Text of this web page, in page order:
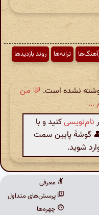
ترانه‌ها
روند بازدیدها
نشده است. 💬 من
...
نام‌نویسیکنید و با
👤 گوشهٔ پایین سمت
شوید.
معرفی
پرسش‌های متداول
چهره‌ها